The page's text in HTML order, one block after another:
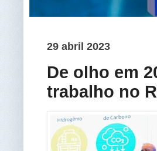
29 abril 2023
De olho em
trabalho no